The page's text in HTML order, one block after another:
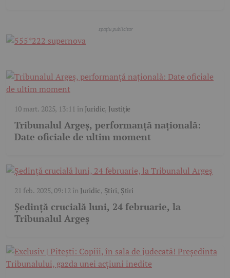
10 mart. 2025, 13:11 în Juridic, Justiție
Tribunalul Argeș, performanță națională:
Date oficiale de ultim moment
21 feb. 2025, 09:12 în Juridic, Știri, Știri
Ședință crucială luni, 24 februarie, la
Tribunalul Argeș